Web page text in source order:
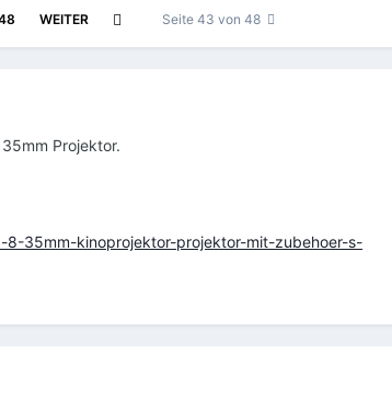
WEITER Seite 43 von 48
Projektor.
35mm-kinoprojektor-projektor-mit-zubehoer-s-